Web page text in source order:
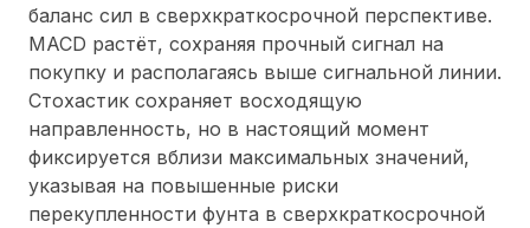
баланс сил в сверхкраткосрочной перспективе.
MACD растёт, сохраняя прочный сигнал на
покупку и располагаясь выше сигнальной линии.
Стохастик сохраняет восходящую
направленность, но в настоящий момент
фиксируется вблизи максимальных значений,
указывая на повышенные риски
перекупленности фунта в сверхкраткосрочной